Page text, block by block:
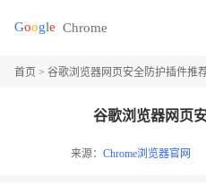
首页 > 谷歌浏览器网页安全防护插件推
谷歌浏览器网页
来源：Chrome浏览器官网